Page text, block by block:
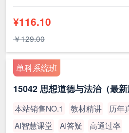
¥116.10
￥129.00
单科系统班
15042 思想道德与法治（最新
本站销售NO.1 教材精讲 历年
AI智慧课堂
AI答疑 高通过率